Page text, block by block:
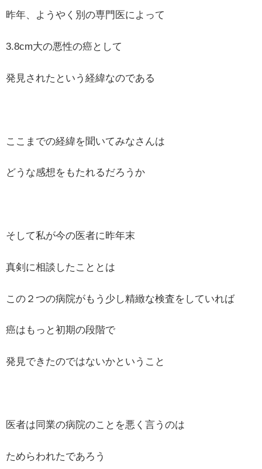
昨年、ようやく別の専門医によって
3.8cm大の悪性の癌として
発見されたという経緯なのである
ここまでの経緯を聞いてみなさんは
どうな感想をもたれるだろうか
そして私が今の医者に昨年末
真剣に相談したこととは
この２つの病院がもう少し精緻な検査をしていれば
癌はもっと初期の段階で
発見できたのではないかということ
医者は同業の病院のことを悪く言うのは
ためらわれたであろう